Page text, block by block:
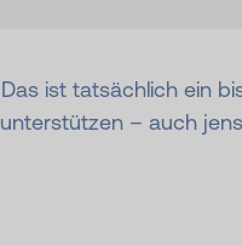
ist tatsächlich ein
– auch